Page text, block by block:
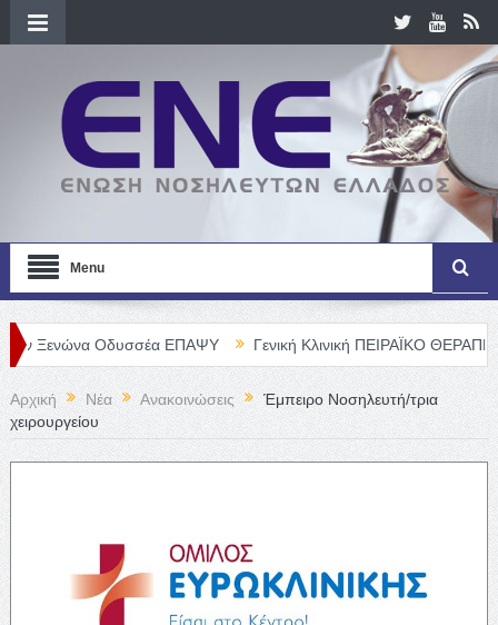
Menu
Οδυσσέα ΕΠΑΨΥ Γενική Κλινική ΠΕΙΡΑΪΚΟ ΘΕΡΑΠΕΥΤΗΡΙΟ Α.
Αρχική Νέα Ανακοινώσεις
Έμπειρο Νοσηλευτή/τρια
χειρουργείου